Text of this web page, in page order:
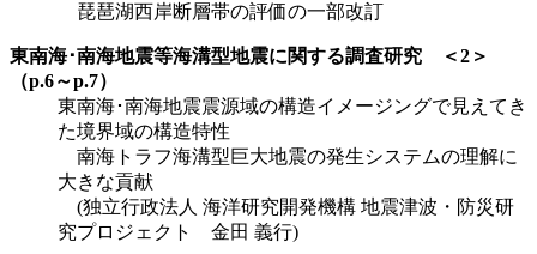
琵琶湖西岸断層帯の評価の一部改訂
東南海･南海地震等海溝型地震に関する調査研究 ＜2＞
（p.6～p.7）
東南海･南海地震震源域の構造イメージングで見えてき
た境界域の構造特性
南海トラフ海溝型巨大地震の発生システムの理解に
大きな貢献
(独立行政法人 海洋研究開発機構 地震津波・防災研
究プロジェクト 金田 義行)